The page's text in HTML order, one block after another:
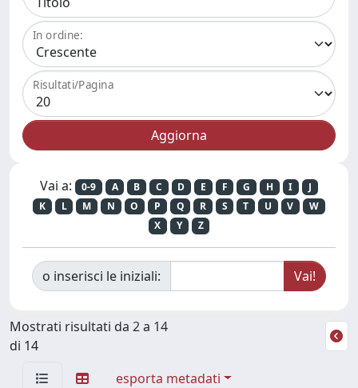
In ordine:
Risultati/Pagina
Vai a: 0-9 A B C D E F G H I
J
K
L M N O P Q R S T U V
W
X
Y Z
o inserisci le iniziali:
Mostrati risultati da 2 a 14
di 14
esporta metadati